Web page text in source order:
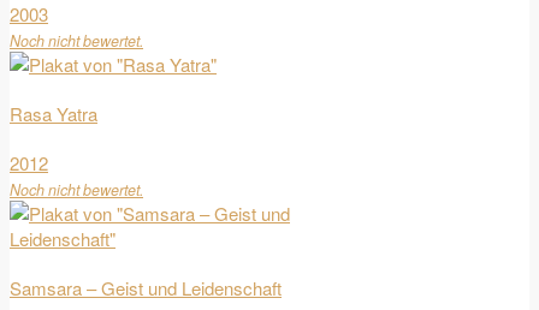
2003
Noch nicht bewertet.
Rasa Yatra
2012
Noch nicht bewertet.
Samsara – Geist und Leidenschaft